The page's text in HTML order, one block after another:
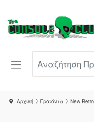
Αρχική Προϊόντα New Retro